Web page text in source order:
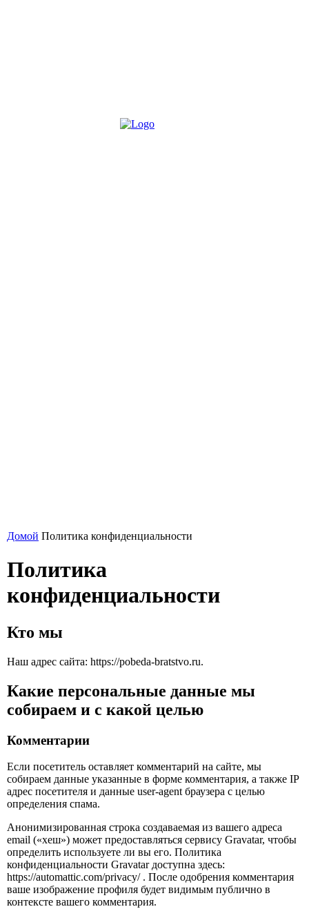
Домой Политика конфиденциальности
Политика
конфиденциальности
Кто мы
Наш адрес сайта: https://pobeda-bratstvo.ru.
Какие персональные данные мы
собираем и с какой целью
Комментарии
Если посетитель оставляет комментарий на сайте, мы
собираем данные указанные в форме комментария, а также IP
адрес посетителя и данные user-agent браузера с целью
определения спама.
Анонимизированная строка создаваемая из вашего адреса
email («хеш») может предоставляться сервису Gravatar, чтобы
определить используете ли вы его. Политика
конфиденциальности Gravatar доступна здесь:
https://automattic.com/privacy/ . После одобрения комментария
ваше изображение профиля будет видимым публично в
контексте вашего комментария.